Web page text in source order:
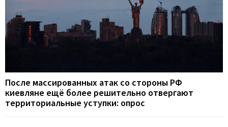
После массированных атак со стороны РФ
киевляне ещё более решительно отвергают
территориальные уступки: опрос